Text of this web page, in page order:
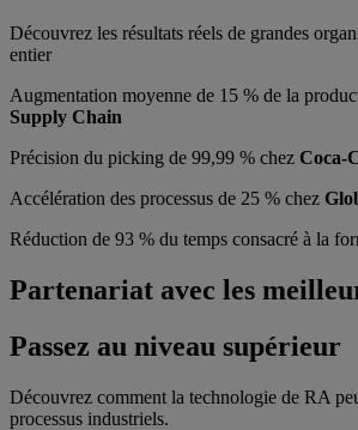
Découvrez les résultats réels de grandes
entier
Augmentation moyenne de 15 % de la
Supply Chain
Précision du picking de 99,99 % chez Coca-
Accélération des processus de 25 % chez
Réduction de 93 % du temps consacré à la
Partenariat avec les
Passez au niveau supérieur
Découvrez comment la technologie de RA
processus industriels.